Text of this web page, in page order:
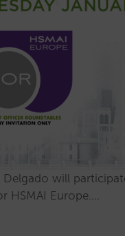
will
HSMAI Europe.…